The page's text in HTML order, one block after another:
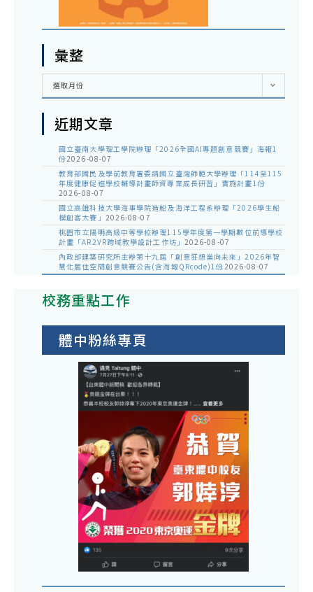
彙整
彙
選取月份
近期文章
國立臺南大學理工學院辦理「2026全國AI專題創意競賽」海報1
份2026-08-07
教育部國民及學前教育署委請國立臺灣師範大學辦理「114至115
年度健康促進學校輔導計畫師資專業成長研習」實施計畫1份
2026-08-07
國立高雄科技大學海事學院造船及海洋工程系辦理「2026學生船
模創客大賽」 2026-08-07
桃園市立陽明高級中等學校辦理115學年度第一學期數位前導學校
計畫「AR2VR跨域教學設計工作坊」 2026-08-07
內政部建築研究所主辦第十九屆「創意狂想巢向未來」2026年智
慧化居住空間創意競賽公告(含海報QRcode)1份2026-08-07
校務重點工作
體中粉絲專頁